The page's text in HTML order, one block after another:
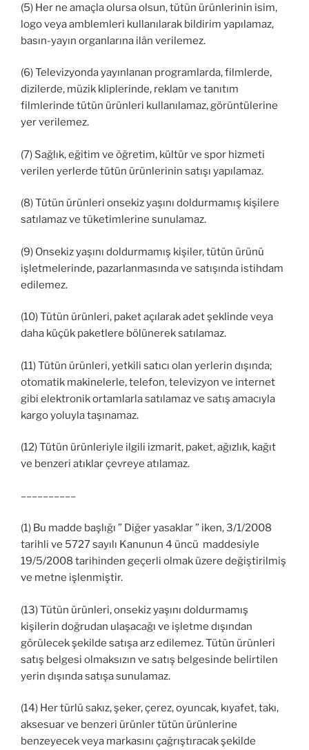
(5) Her ne amaçla olursa olsun, tütün ürünlerinin isim,
logo veya amblemleri kullanılarak bildirim yapılamaz,
basın-yayın organlarına ilân verilemez.
(6) Televizyonda yayınlanan programlarda, filmlerde,
dizilerde, müzik kliplerinde, reklam ve tanıtım
filmlerinde tütün ürünleri kullanılamaz, görüntülerine
yer verilemez.
(7) Sağlık, eğitim ve öğretim, kültür ve spor hizmeti
verilen yerlerde tütün ürünlerinin satışı yapılamaz.
(8) Tütün ürünleri onsekiz yaşını doldurmamış kişilere
satılamaz ve tüketimlerine sunulamaz.
(9) Onsekiz yaşını doldurmamış kişiler, tütün ürünü
işletmelerinde, pazarlanmasında ve satışında istihdam
edilemez.
(10) Tütün ürünleri, paket açılarak adet şeklinde veya
daha küçük paketlere bölünerek satılamaz.
(11) Tütün ürünleri, yetkili satıcı olan yerlerin dışında;
otomatik makinelerle, telefon, televizyon ve internet
gibi elektronik ortamlarla satılamaz ve satış amacıyla
kargo yoluyla taşınamaz.
(12) Tütün ürünleriyle ilgili izmarit, paket, ağızlık, kağıt
ve benzeri atıklar çevreye atılamaz.
––––––––––
(1) Bu madde başlığı ” Diğer yasaklar ” iken, 3/1/2008
tarihli ve 5727 sayılı Kanunun 4 üncü maddesiyle
19/5/2008 tarihinden geçerli olmak üzere değiştirilmiş
ve metne işlenmiştir.
(13) Tütün ürünleri, onsekiz yaşını doldurmamış
kişilerin doğrudan ulaşacağı ve işletme dışından
görülecek şekilde satışa arz edilemez. Tütün ürünleri
satış belgesi olmaksızın ve satış belgesinde belirtilen
yerin dışında satışa sunulamaz.
(14) Her türlü sakız, şeker, çerez, oyuncak, kıyafet, takı,
aksesuar ve benzeri ürünler tütün ürünlerine
benzeyecek veya markasını çağrıştıracak şekilde